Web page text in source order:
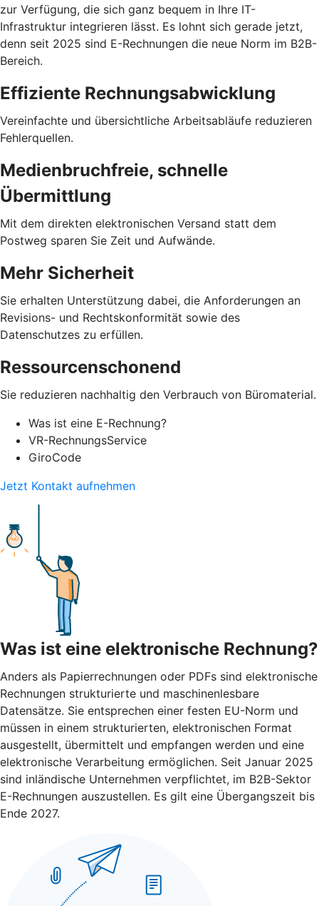
zur Verfügung, die sich ganz bequem in Ihre IT-
Infrastruktur integrieren lässt. Es lohnt sich gerade jetzt,
denn seit 2025 sind E-Rechnungen die neue Norm im B2B-
Bereich.
Effiziente Rechnungsabwicklung
Vereinfachte und übersichtliche Arbeitsabläufe reduzieren
Fehlerquellen.
Medienbruchfreie, schnelle
Übermittlung
Mit dem direkten elektronischen Versand statt dem
Postweg sparen Sie Zeit und Aufwände.
Mehr Sicherheit
Sie erhalten Unterstützung dabei, die Anforderungen an
Revisions- und Rechtskonformität sowie des
Datenschutzes zu erfüllen.
Ressourcenschonend
Sie reduzieren nachhaltig den Verbrauch von Büromaterial.
Was ist eine E-Rechnung?
VR-RechnungsService
GiroCode
Jetzt Kontakt aufnehmen
Was ist eine elektronische Rechnung?
Anders als Papierrechnungen oder PDFs sind elektronische
Rechnungen strukturierte und maschinenlesbare
Datensätze. Sie entsprechen einer festen EU-Norm und
müssen in einem strukturierten, elektronischen Format
ausgestellt, übermittelt und empfangen werden und eine
elektronische Verarbeitung ermöglichen. Seit Januar 2025
sind inländische Unternehmen verpflichtet, im B2B-Sektor
E-Rechnungen auszustellen. Es gilt eine Übergangszeit bis
Ende 2027.